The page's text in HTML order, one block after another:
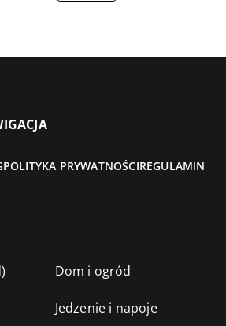
POLITYKA PRYWATNOŚCIREGULAMIN
Dom i ogród
Jedzenie i napoje